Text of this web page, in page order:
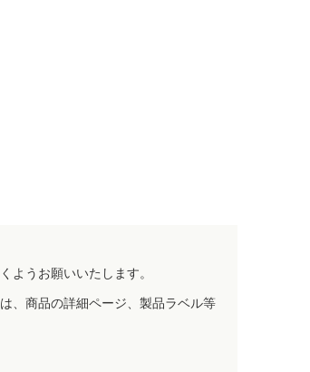
ようお願いいたします。
、商品の詳細ページ、製品ラベル等